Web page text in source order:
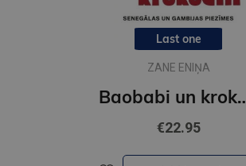
Last one
ZANE ENIŅA
Baobabi un
€22.95